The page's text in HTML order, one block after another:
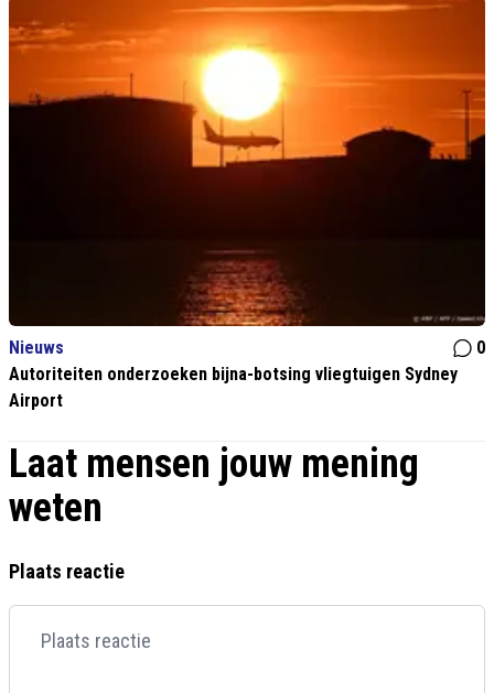
Nieuws
0
Autoriteiten onderzoeken bijna-botsing vliegtuigen Sydney
Airport
Laat mensen jouw mening
weten
Plaats reactie